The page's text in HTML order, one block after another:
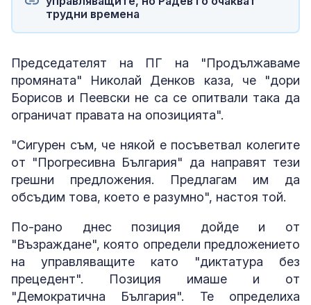
трудни времена
Председателят на ПГ на "Продължаваме
промяната" Николай Денков каза, че "дори
Борисов и Пеевски не са се опитвали така да
ограничат правата на опозицията".
"Сигурен съм, че някой е посъветвал колегите
от "Прогресивна България" да направят тези
грешни предложения. Предлагам им да
обсъдим това, което е разумно", настоя той.
По-рано днес позиция дойде и от
"Възраждане", която определи предложението
на управляващите като "диктатура без
прецедент". Позиция имаше и от
"Демократична България". Те определиха